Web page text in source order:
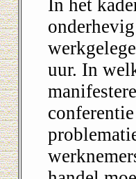
In het
uur. In